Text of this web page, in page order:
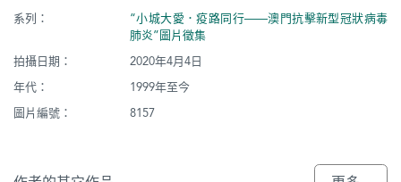
堂
街
市
系列：
“小城大愛．疫路同行——澳門抗擊新型冠狀病毒
肺炎”圖片徵集
拍攝日期：
2020年4月4日
年代：
1999年至今
圖片編號：
8157